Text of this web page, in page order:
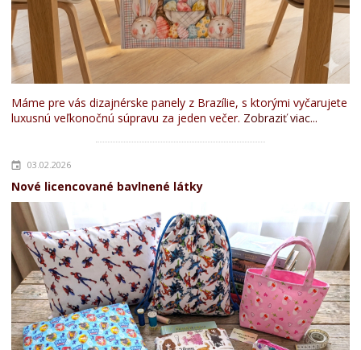
Máme pre vás dizajnérske panely z Brazílie, s ktorými vyčarujete
luxusnú veľkonočnú súpravu za jeden večer. Zobraziť viac...
03.02.2026
Nové licencované bavlnené látky